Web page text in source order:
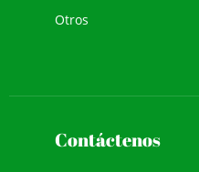
Otros
Contáctenos